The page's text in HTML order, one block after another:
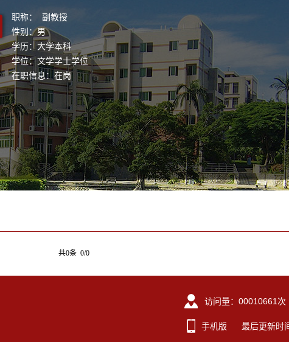
职称： 副教授
性别：男
学历：大学本科
学位：文学学士学位
在职信息：在岗
共0条 0/0
访问量： 00010661 次
手机版 最后更新时